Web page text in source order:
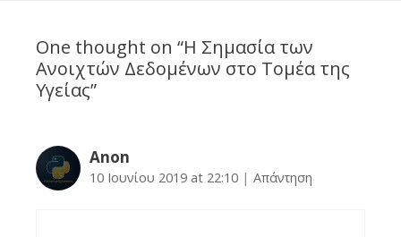
One thought on “Η Σημασία των
Ανοιχτών Δεδομένων στο Τομέα της
Υγείας”
Anon
10 Ιουνίου 2019 at 22:10 | Απάντηση